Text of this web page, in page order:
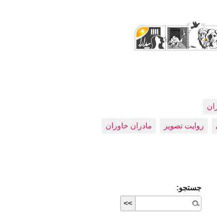
روایت تصویر مادران خاوران
جستجو: